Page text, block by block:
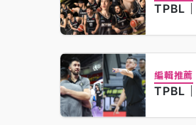
TPBL
編輯推薦
TPBL